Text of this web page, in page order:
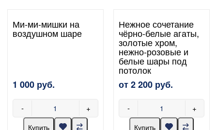
Ми-ми-мишки на
воздушном шаре
1 000 руб.
- +
Купить
Нежное сочетание
чёрно-белые агаты,
золотые хром,
нежно-розовые и
белые шары под
потолок
от 2 200 руб.
- +
Купить